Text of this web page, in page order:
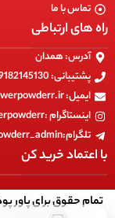
تماس با ما
راه های ارتباطی
آدرس: همدان
پشتیبانی: 09182145130
ایمیل: info@powerpowderr.ir
اینستاگرام :powerpowderr
تلگرام:powerpowderr_admin
با اعتماد خرید کن
تمام حقوق برای پاور